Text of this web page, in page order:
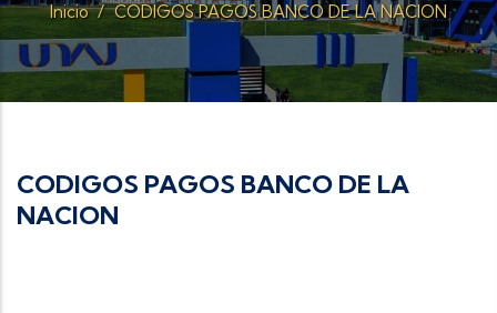
Inicio / CODIGOS PAGOS BANCO DE LA NACION
CODIGOS PAGOS BANCO DE LA
NACION